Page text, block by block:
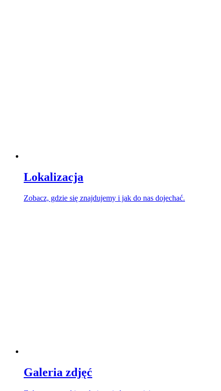
Lokalizacja
Zobacz, gdzie się znajdujemy i jak do nas dojechać.
Galeria zdjęć